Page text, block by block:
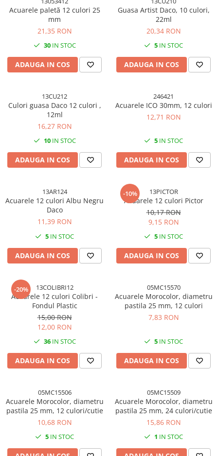
Accesorii indosariat
Accesorii panouri, table
Baterii, Acumlatori
Ecusoane
Prezentare
Suporturi birou
Bibliorafturi, Alonje
Ace, Agrafe, Pioneze
Capsatoare, Decapsatoare
Perforatoare
Adezivi, Benzi adezive
Cuttere, Foarfeci
Stampile
Uscatoare
Dozatoare
Sticla
Coronite
Pasta de crapare
Pudra cu efect de catifea
Pudra minerala
Acuarele
Aparate, unelte
Cuttere, foarfeci
Modelaj, pictat
Perforatoare
Quilling
Acuarele paletă 12 culori 25
mm
21,35 RON
30IN STOC
ADAUGA IN COS
Guasa Artist Daco, 10 culori,
22ml
20,34 RON
5 IN STOC
ADAUGA IN COS
13CU212
Culori guasa Daco 12 culori ,
12ml
16,27 RON
10IN STOC
ADAUGA IN COS
246421
Acuarele ICO 30mm, 12 culori
12,71 RON
5 IN STOC
ADAUGA IN COS
13AR124
Acuarele 12 culori Albu Negru
Daco
11,39 RON
5 IN STOC
ADAUGA IN COS
-10% 13PICTOR
Acuarele 12 culori Pictor
10,17 RON
9,15 RON
5 IN STOC
ADAUGA IN COS
-20% 13COLIBRI12
Acuarele 12 culori Colibri -
Fondul Plastic
15,00 RON
12,00 RON
36IN STOC
ADAUGA IN COS
05MC15570
Acuarele Morocolor, diametru
pastila 25 mm, 12 culori
7,83 RON
5 IN STOC
ADAUGA IN COS
05MC15506
Acuarele Morocolor, diametru
pastila 25 mm, 12 culori/cutie
10,68 RON
5 IN STOC
05MC15509
Acuarele Morocolor, diametru
pastila 25 mm, 24 culori/cutie
15,86 RON
1 IN STOC